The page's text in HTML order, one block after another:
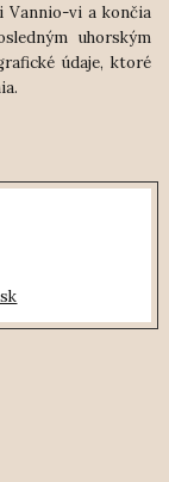
Vannio-vi a končia
uhorským
údaje, ktoré